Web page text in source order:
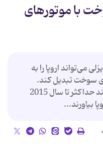
با موتورهای
می‌تواند اروپا را به
سوخت تبدیل كند.
خودورسازان این قاره تلاش می‌كنند حداكثر تا سال 2015
بیاورند...